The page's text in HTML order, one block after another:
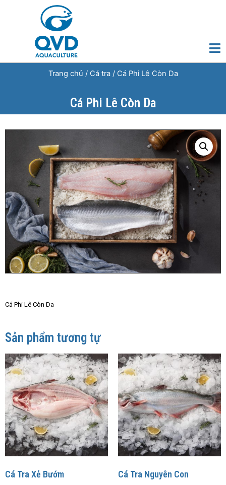
Trang chủ / Cá tra/ Cá Phi Lê Còn Da
Cá Phi Lê Còn Da
Cá Phi Lê Còn Da
Sản phẩm tương tự
Cá Tra Xẻ Bướm Cá Tra Nguyên Con